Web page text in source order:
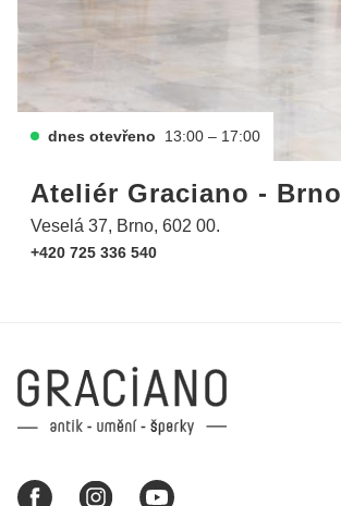
dnes otevřeno 13:00 – 17:00
Ateliér Graciano - Brno
Veselá 37, Brno, 602 00.
+420 725 336 540